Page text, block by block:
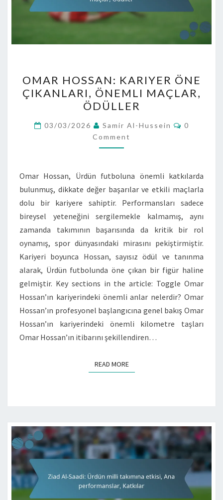
HOSSAN:
KARIYER
ÖNE
ÇIKANLARI,
ÖNEMLI
MAÇLAR,
OMAR HOSSAN: KARIYER ÖNE
ÇIKANLARI, ÖNEMLI MAÇLAR,
ÖDÜLLER
03/03/2026 Samir Al-Hussein Comments
0
Comment
Omar Hossan, Ürdün futboluna önemli katkılarda
bulunmuş, dikkate değer başarılar ve etkili maçlarla
dolu bir kariyere sahiptir. Performansları sadece
bireysel yeteneğini sergilemekle kalmamış, aynı
zamanda takımının başarısında da kritik bir rol
oynamış, spor dünyasındaki mirasını pekiştirmiştir.
Kariyeri boyunca Hossan, sayısız ödül ve tanınma
alarak, Ürdün futbolunda öne çıkan bir figür haline
gelmiştir. Key sections in the article: Toggle Omar
Hossan’ın kariyerindeki önemli anlar nelerdir? Omar
Hossan’ın profesyonel başlangıcına genel bakış Omar
Hossan’ın kariyerindeki önemli kilometre taşları
Omar Hossan’ın itibarını şekillendiren…
READ MOREREAD MORE